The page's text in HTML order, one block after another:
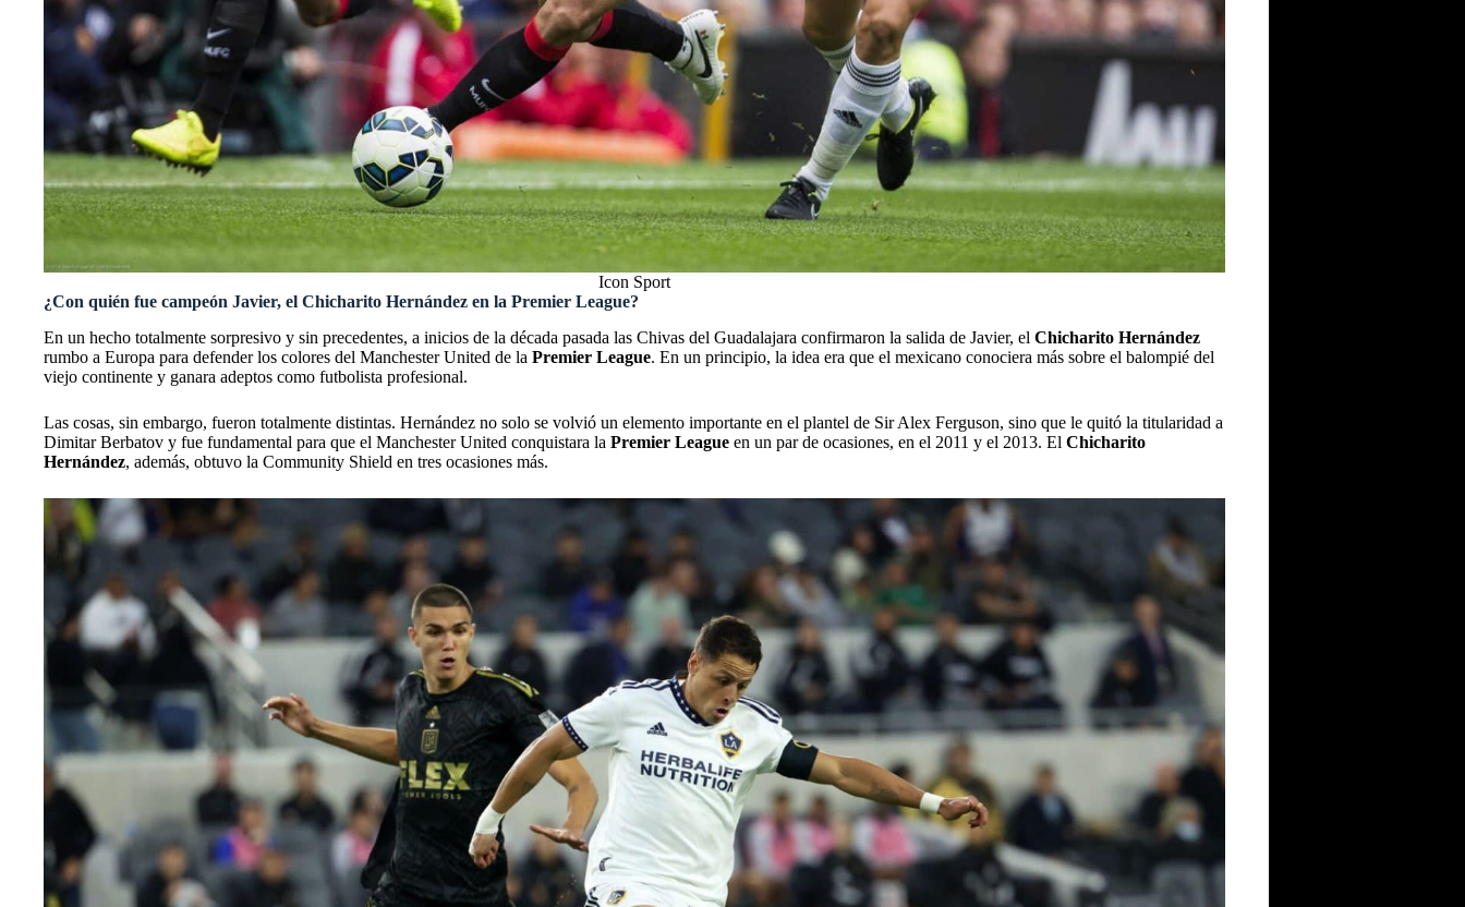
Icon Sport
¿Con quién fue campeón Javier, el Chicharito Hernández en la Premier League?
En un hecho totalmente sorpresivo y sin precedentes, a inicios de la década pasada las Chivas del Guadalajara confirmaron la salida de Javier, el Chicharito Hernández
rumbo a Europa para defender los colores del Manchester United de la Premier League. En un principio, la idea era que el mexicano conociera más sobre el balompié del
viejo continente y ganara adeptos como futbolista profesional.
Las cosas, sin embargo, fueron totalmente distintas. Hernández no solo se volvió un elemento importante en el plantel de Sir Alex Ferguson, sino que le quitó la titularidad a
Dimitar Berbatov y fue fundamental para que el Manchester United conquistara la Premier League en un par de ocasiones, en el 2011 y el 2013. El Chicharito
Hernández, además, obtuvo la Community Shield en tres ocasiones más.